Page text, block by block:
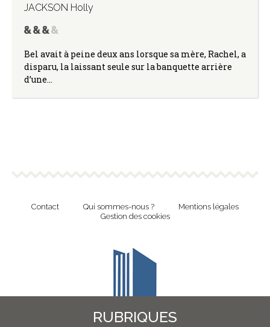
JACKSON Holly
Bel avait à peine deux ans lorsque sa mère, Rachel, a
disparu, la laissant seule sur la banquette arrière
d’une…
RUBRIQUES
Contact Qui sommes-nous ?
Mentions légales
Gestion des cookies
Revue en ligne de l'Union Nationale Culture et Bibliothèques Pour Tous